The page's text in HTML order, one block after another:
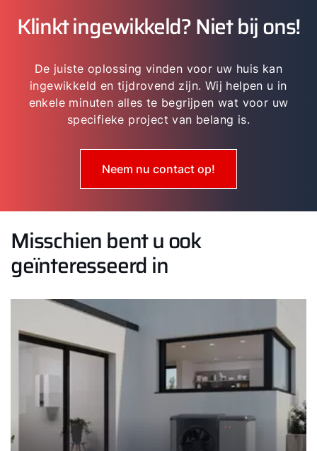
Klinkt ingewikkeld? Niet bij ons!
De juiste oplossing vinden voor uw huis kan
ingewikkeld en tijdrovend zijn. Wij helpen u in
enkele minuten alles te begrijpen wat voor uw
specifieke project van belang is.
Neem nu contact op!
Misschien bent u ook
geïnteresseerd in